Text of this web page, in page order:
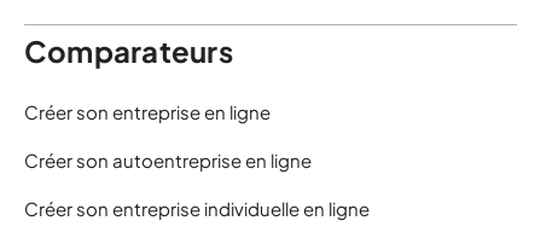
Comparateurs
Créer son entreprise en ligne
Créer son autoentreprise en ligne
Créer son entreprise individuelle en ligne